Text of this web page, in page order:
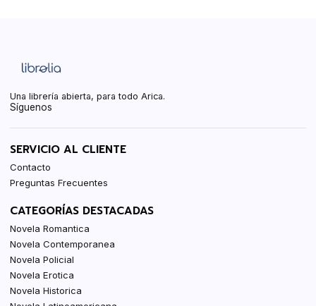
Una librería abierta, para todo Arica.
Síguenos
SERVICIO AL CLIENTE
Contacto
Preguntas Frecuentes
CATEGORÍAS DESTACADAS
Novela Romantica
Novela Contemporanea
Novela Policial
Novela Erotica
Novela Historica